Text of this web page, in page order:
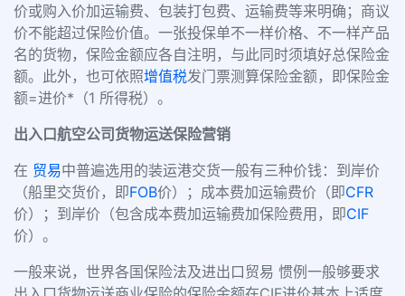
价或购入价加运输费、包装打包费、运输费等来明确；商议
价不能超过保险价值。一张投保单不一样价格、不一样产品
名的货物，保险金额应各自注明，与此同时须填好总保险金
额。此外，也可依照增值税发门票测算保险金额，即保险金
额=进价*（1 所得税）。
出入口航空公司货物运送保险营销
在 贸易中普遍选用的装运港交货一般有三种价钱：到岸价
（船里交货价，即FOB价）；成本费加运输费价（即CFR
价）；到岸价（包含成本费加运输费加保险费用，即CIF
价）。
一般来说，世界各国保险法及进出口贸易 惯例一般够要求